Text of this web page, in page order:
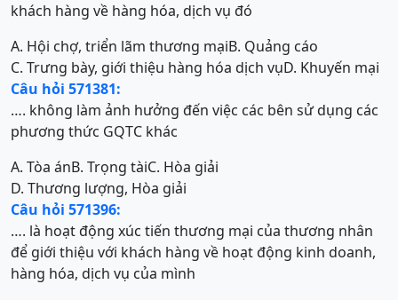
khách hàng về hàng hóa, dịch vụ đó
A. Hội chợ, triển lãm thương mạiB. Quảng cáo
C. Trưng bày, giới thiệu hàng hóa dịch vụD. Khuyến mại
Câu hỏi 571381:
…. không làm ảnh hưởng đến việc các bên sử dụng các
phương thức GQTC khác
A. Tòa ánB. Trọng tàiC. Hòa giải
D. Thương lượng, Hòa giải
Câu hỏi 571396:
…. là hoạt động xúc tiến thương mại của thương nhân
để giới thiệu với khách hàng về hoạt động kinh doanh,
hàng hóa, dịch vụ của mình